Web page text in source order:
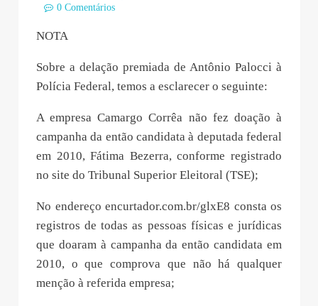
0 Comentários
NOTA
Sobre a delação premiada de Antônio Palocci à
Polícia Federal, temos a esclarecer o seguinte:
A empresa Camargo Corrêa não fez doação à
campanha da então candidata à deputada federal
em 2010, Fátima Bezerra, conforme registrado
no site do Tribunal Superior Eleitoral (TSE);
No endereço encurtador.com.br/glxE8 consta os
registros de todas as pessoas físicas e jurídicas
que doaram à campanha da então candidata em
2010, o que comprova que não há qualquer
menção à referida empresa;